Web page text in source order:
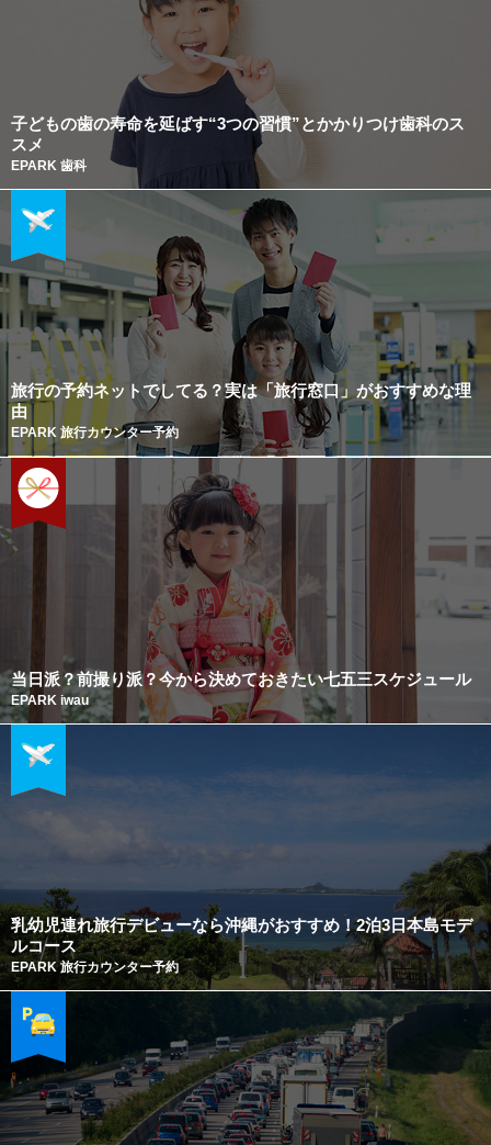
子どもの歯の寿命を延ばす“3つの習慣”とかかりつけ歯科のス
スメ
EPARK 歯科
旅行の予約ネットでしてる？実は「旅行窓口」がおすすめな理
由
EPARK 旅行カウンター予約
当日派？前撮り派？今から決めておきたい七五三スケジュール
EPARK iwau
乳幼児連れ旅行デビューなら沖縄がおすすめ！2泊3日本島モデ
ルコース
EPARK 旅行カウンター予約